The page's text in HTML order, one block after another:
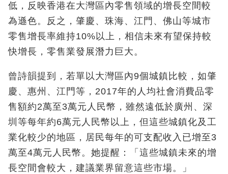
低，反映香港在大灣區內零售領域的增長空間較
為遜色。反之，肇慶、珠海、江門、佛山等城市
零售增長率維持10%以上，相信未來有望保持較
快增長，零售業發展潛力巨大。
曾詩韻提到，若單以大灣區內9個城鎮比較，如肇
慶、惠州、江門等，2017年的人均社會消費品零
售額約2萬至3萬元人民幣，雖然遠低於廣州、深
圳等每年約6萬元人民幣以上，但這些城鎮化及工
業化較少的地區，居民每年的可支配收入已增至3
萬至4萬元人民幣。她提醒：「這些城鎮未來的增
長空間會較大，建議業界留意這些市場。」